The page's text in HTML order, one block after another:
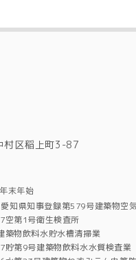
区稲上町3-87
末年始
知県知事登録第579号建築物空
空第1号衛生検査所
築物飲料水貯水槽清掃業
貯第9号建築物飲料水水質検査業